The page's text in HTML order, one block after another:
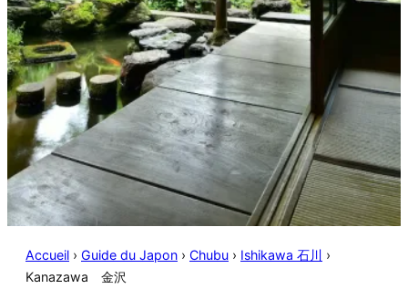
Accueil › Guide du Japon › Chubu › Ishikawa 石川 ›
Kanazawa 金沢